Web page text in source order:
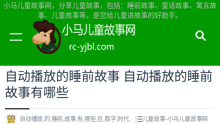
小马儿童故事网，分享儿童故事，包括：睡前故事、童话故事、寓言故
事、儿童故事等，是您给儿童讲故事的好助手。
当前位置：小马儿童故事网首页>儿童故事
自动播放的睡前故事 自动播放的睡前
故事有哪些
自动播放,的,睡前,故事,有,哪些,在,数字,时代,
儿童故事-小马儿童故事网